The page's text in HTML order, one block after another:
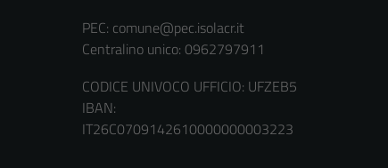
PEC: comune@pec.isolacr.it
Centralino unico: 0962797911
CODICE UNIVOCO UFFICIO: UFZEB5
IBAN:
IT26C0709142610000000003223